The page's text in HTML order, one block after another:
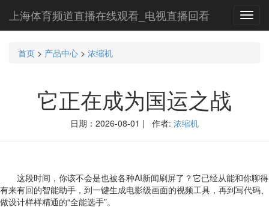
上海体育频道直播在线观看_电视直播回看
首页 > 产品中心 > 浓缩机
它正在成为国运之战
日期：2026-08-01 | 作者: 浓缩机
这段时间，你该不会是也被各种AI新闻刷屏了？它已经从能和你聊得
有来有回的智能助手，到一键生成电影级画面的视频工具，再到写代码、
做设计样样精通的“全能选手”。